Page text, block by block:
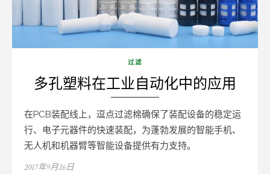
过滤
多孔塑料在工业自动化中的应用
在PCB装配线上，逗点过滤棉确保了装配设备的稳定运
行、电子元器件的快速装配，为蓬勃发展的智能手机、
无人机和机器臂等智能设备提供有力支持。
Posted
2017年9月26日